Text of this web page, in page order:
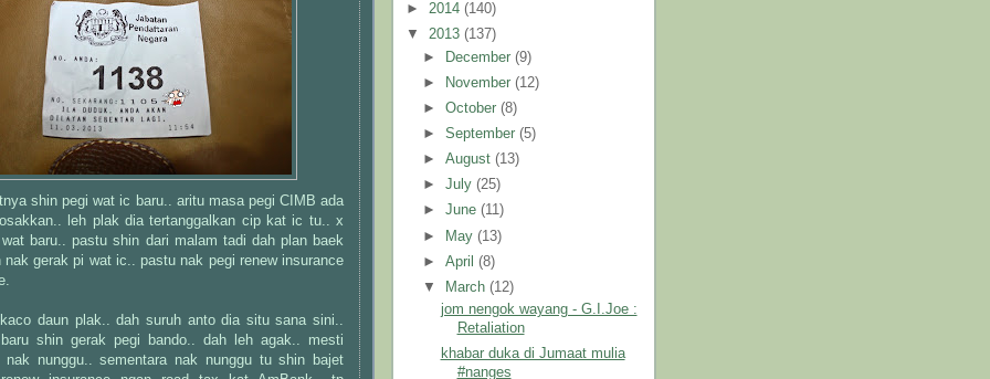
shin pegi wat ic baru.. aritu masa pegi CIMB ada
leh plak dia tertanggalkan cip kat ic tu.. x
baru.. pastu shin dari malam tadi dah plan baek
gerak pi wat ic.. pastu nak pegi renew insurance
daun plak.. dah suruh anto dia situ sana sini..
shin gerak pegi bando.. dah leh agak.. mesti
nak nunggu.. sementara nak nunggu tu shin bajet
► 2014 (140)
▼ 2013 (137)
►
December(9)
►
November(12)
►October(8)
►September(5)
►August(13)
►July(25)
►June(11)
►
May(13)
►April(8)
▼
March(12)
jom nengok wayang - G.I.Joe :
Retaliation
khabar duka di Jumaat mulia
#nanges